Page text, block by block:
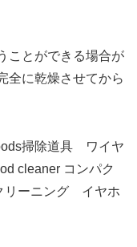
ことができる場合が
全に乾燥させてから
掃除道具 ワイヤ
cleaner コンパク
ーニング イヤホ